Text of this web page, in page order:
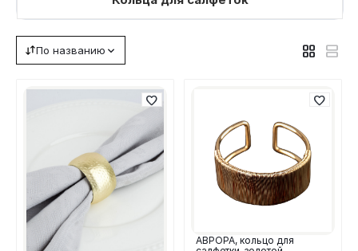
По названию
АВРОРА, кольцо для